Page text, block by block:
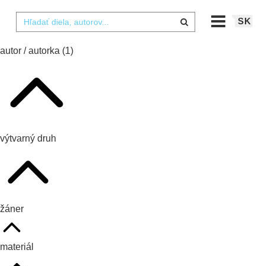
SK
autor / autorka (1)
výtvarný druh
žáner
materiál